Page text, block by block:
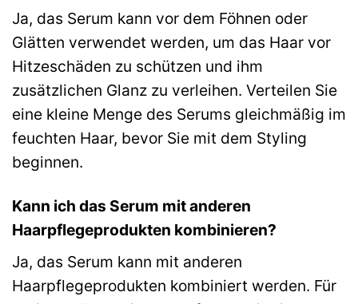
Ja, das Serum kann vor dem Föhnen oder
Glätten verwendet werden, um das Haar vor
Hitzeschäden zu schützen und ihm
zusätzlichen Glanz zu verleihen. Verteilen Sie
eine kleine Menge des Serums gleichmäßig im
feuchten Haar, bevor Sie mit dem Styling
beginnen.
Kann ich das Serum mit anderen
Haarpflegeprodukten kombinieren?
Ja, das Serum kann mit anderen
Haarpflegeprodukten kombiniert werden. Für